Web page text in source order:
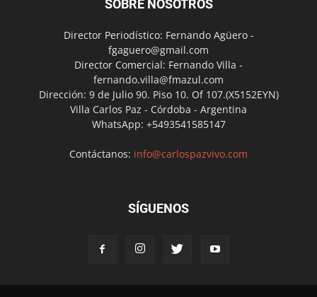
SOBRE NOSOTROS
Director Periodístico: Fernando Agüero -
fgaguero@gmail.com
Director Comercial: Fernando Villa -
fernando.villa@fmazul.com
Dirección: 9 de Julio 90. Piso 10. Of 107.(X5152EYN)
Villa Carlos Paz - Córdoba - Argentina
WhatsApp: +5493541585147
Contáctanos: info@carlospazvivo.com
SÍGUENOS